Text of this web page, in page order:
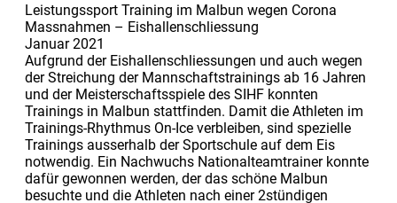
Leistungssport Training im Malbun wegen Corona
Massnahmen – Eishallenschliessung
Januar 2021
Aufgrund der Eishallenschliessungen und auch wegen
der Streichung der Mannschaftstrainings ab 16 Jahren
und der Meisterschaftsspiele des SIHF konnten
Trainings in Malbun stattfinden. Damit die Athleten im
Trainings-Rhythmus On-Ice verbleiben, sind spezielle
Trainings ausserhalb der Sportschule auf dem Eis
notwendig. Ein Nachwuchs Nationalteamtrainer konnte
dafür gewonnen werden, der das schöne Malbun
besuchte und die Athleten nach einer 2stündigen